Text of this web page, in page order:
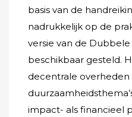
basis van de
nadrukkelijk op de
versie van de
beschikbaar gesteld.
decentrale overheden
impact- als financieel